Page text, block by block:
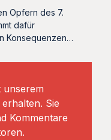
Opfern des 7.
dafür
Konsequenzen…
Sie
Kommentare